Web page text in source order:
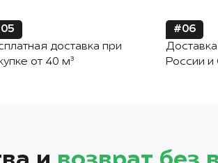
доставка при
от 40 м³
#06
России и